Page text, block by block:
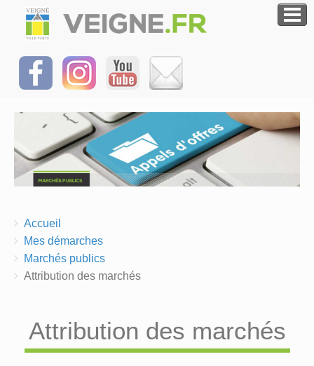
Breadcrumbs
You
are
here:
Accueil
Mes démarches
Marchés publics
Attribution des marchés
Attribution des marchés